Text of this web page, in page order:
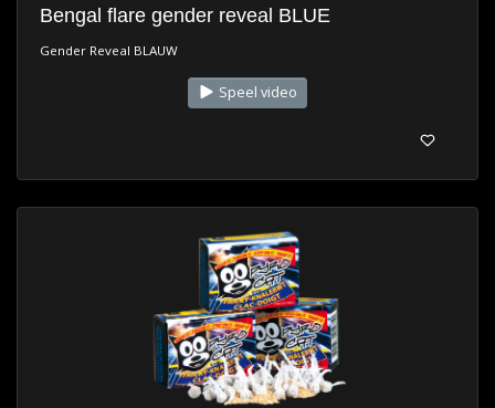
Bengal flare gender reveal BLUE
Gender Reveal BLAUW
Speel video